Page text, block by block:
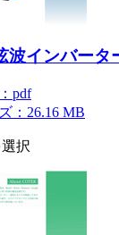
波インバータ
pdf
：26.16 MB
択